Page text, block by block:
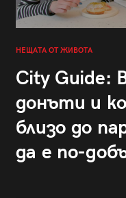
НЕЩАТА ОТ ЖИВОТА
City Guide:
донъти и
близо до
да е по-